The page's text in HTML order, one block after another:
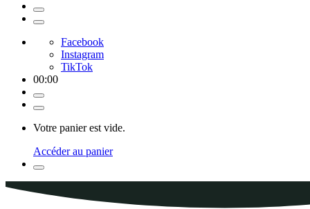
Facebook
Instagram
TikTok
00:00
Votre panier est vide.
Accéder au panier